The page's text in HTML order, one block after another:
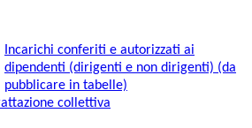
Incarichi conferiti e autorizzati ai
dipendenti (dirigenti e non dirigenti) (da
pubblicare in tabelle)
collettiva